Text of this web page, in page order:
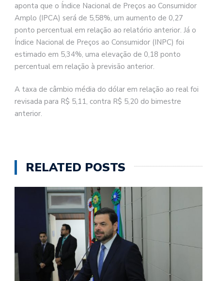
aponta que o Índice Nacional de Preços ao Consumidor
Amplo (IPCA) será de 5,58%, um aumento de 0,27
ponto percentual em relação ao relatório anterior. Já o
Índice Nacional de Preços ao Consumidor (INPC) foi
estimado em 5,34%, uma elevação de 0,18 ponto
percentual em relação à previsão anterior.
A taxa de câmbio média do dólar em relação ao real foi
revisada para R$ 5,11, contra R$ 5,20 do bimestre
anterior.
RELATED POSTS